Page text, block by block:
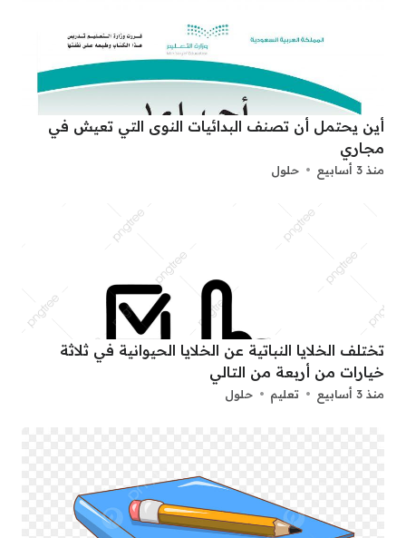
أين يحتمل أن تصنف البدائيات النوى التي تعيش في
مجاري
منذ 3 أسابيع حلول
تختلف الخلايا النباتية عن الخلايا الحيوانية في ثلاثة
خيارات من أربعة من التالي
منذ 3 أسابيع تعليم حلول